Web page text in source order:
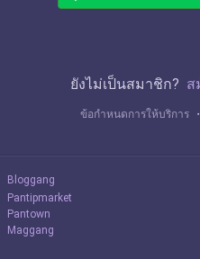
ยังไม่เป็นสมาชิก? ส
ข้อกำหนดการให้บริการ ・
Bloggang
Pantipmarket
Pantown
Maggang